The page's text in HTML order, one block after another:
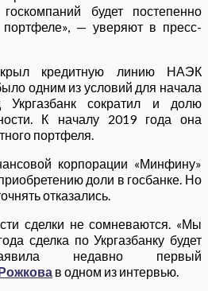
будет постепенно
— уверяют в пресс-
кредитную линию НАЭК
одним из условий для начала
Укргазбанк сократил и долю
К началу 2019 года она
портфеля.
корпорации «Минфину»
доли в госбанке. Но
отказались.
сделки не сомневаются. «Мы
сделка по Укргазбанку будет
недавно первый
в одном из интервью.